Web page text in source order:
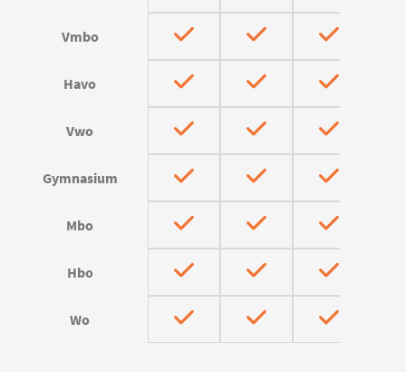
Vmbo
Havo
Vwo
Gymnasium
Mbo
Hbo
Wo